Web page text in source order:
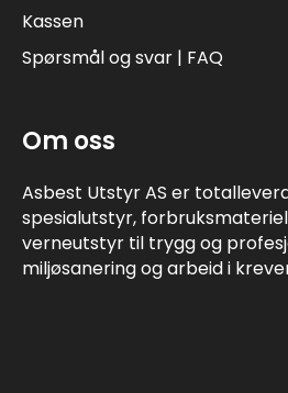
Kassen
Spørsmål og svar | FAQ
Om oss
Asbest Utstyr AS er
spesialutstyr,
verneutstyr til trygg og
miljøsanering og arbeid i